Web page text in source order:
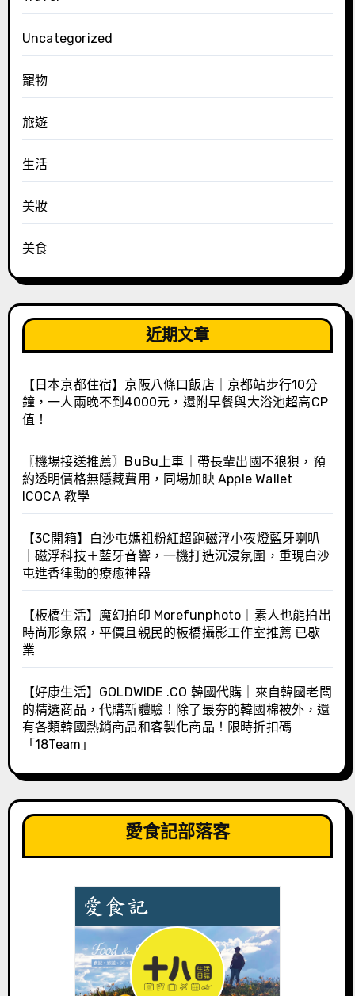
Uncategorized
寵物
旅遊
生活
美妝
美食
近期文章
【日本京都住宿】京阪八條口飯店｜京都站步行10分
鐘，一人兩晚不到4000元，還附早餐與大浴池超高CP
值！
〖機場接送推薦〗BuBu上車｜帶長輩出國不狼狽，預
約透明價格無隱藏費用，同場加映 Apple Wallet
ICOCA 教學
【3C開箱】白沙屯媽祖粉紅超跑磁浮小夜燈藍牙喇叭
｜磁浮科技＋藍牙音響，一機打造沉浸氛圍，重現白沙
屯進香律動的療癒神器
【板橋生活】魔幻拍印 Morefunphoto｜素人也能拍出
時尚形象照，平價且親民的板橋攝影工作室推薦 已歇
業
【好康生活】GOLDWIDE .CO 韓國代購｜來自韓國老闆
的精選商品，代購新體驗！除了最夯的韓國棉被外，還
有各類韓國熱銷商品和客製化商品！限時折扣碼
「18Team」
愛食記部落客